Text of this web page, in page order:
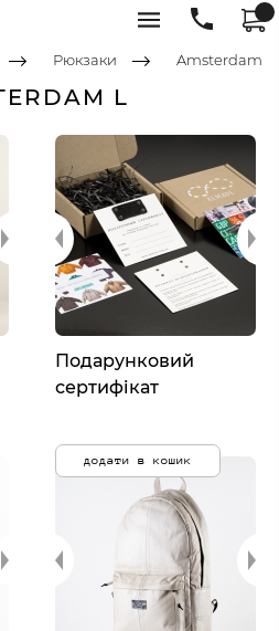
Рюкзаки Amsterdam
L
Подарунковий
сертифікат
додати в кошик